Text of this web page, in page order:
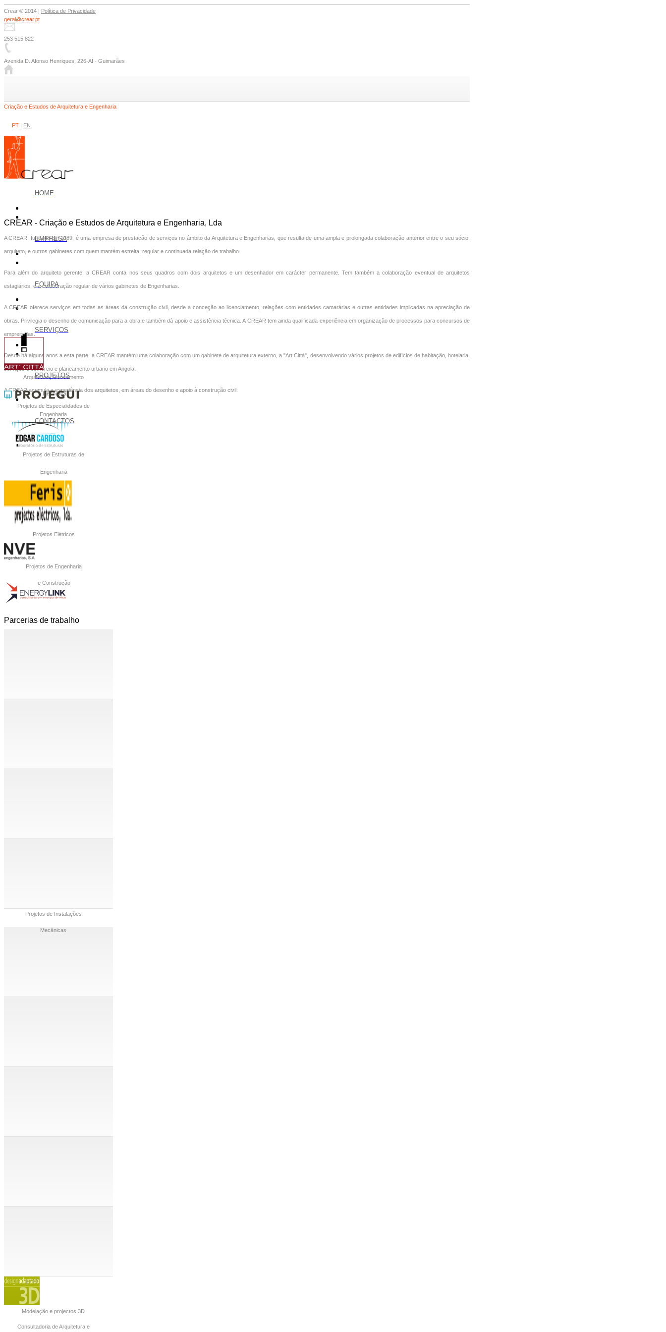
Crear © 2014 | Política de Privacidade
geral@crear.pt
253 515 822
Avenida D. Afonso Henriques, 226-AI - Guimarães
Criação e Estudos de Arquitetura e Engenharia
PT | EN
HOME
EMPRESA
EQUIPA
SERVIÇOS
PROJETOS
CONTACTOS
CREAR - Criação e Estudos de Arquitetura e Engenharia, Lda
A CREAR, fundada em 1989, é uma empresa de prestação de serviços no âmbito da Arquitetura e Engenharias, que resulta de uma ampla e prolongada colaboração anterior entre o seu sócio,
arquiteto, e outros gabinetes com quem mantém estreita, regular e continuada relação de trabalho.
Para além do arquiteto gerente, a CREAR conta nos seus quadros com dois arquitetos e um desenhador em carácter permanente. Tem também a colaboração eventual de arquitetos
estagiários, e a colaboração regular de vários gabinetes de Engenharias.
A CREAR oferece serviços em todas as áreas da construção civil, desde a conceção ao licenciamento, relações com entidades camarárias e outras entidades implicadas na apreciação de
obras. Privilegia o desenho de comunicação para a obra e também dá apoio e assistência técnica. A CREAR tem ainda qualificada experiência em organização de processos para concursos de
empreitadas.
Desde há alguns anos a esta parte, a CREAR mantém uma colaboração com um gabinete de arquitetura externo, a "Art Cittá", desenvolvendo vários projetos de edifícios de habitação, hotelaria,
serviços e comércio e planeamento urbano em Angola.
A CREAR acumula a experiência dos arquitetos, em áreas do desenho e apoio à construção civil.
Arquitetura, Planeamento
e Decoração
Projetos de Especialidades de
Engenharia
Projetos de Estruturas de
Engenharia
Projetos Elétricos
Projetos de Engenharia
e Construção
Parcerias de trabalho
Projetos de Instalações
Mecânicas
Modelação e projectos 3D
Consultadoria de Arquitetura e